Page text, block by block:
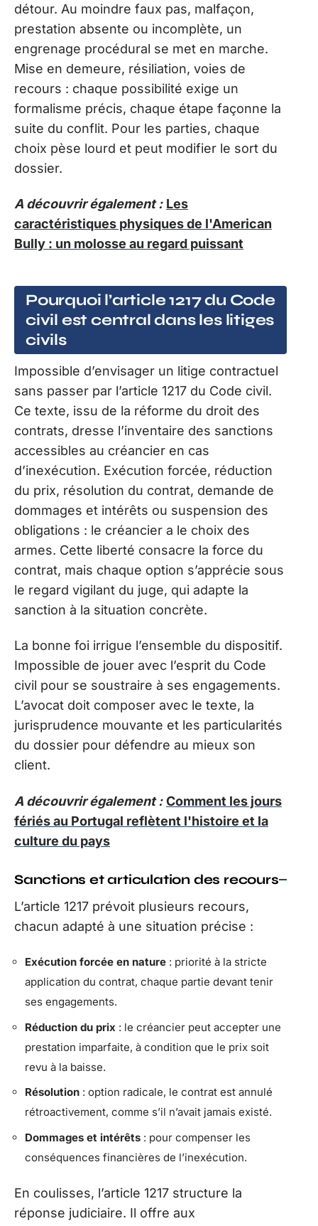
détour. Au moindre faux pas, malfaçon,
prestation absente ou incomplète, un
engrenage procédural se met en marche.
Mise en demeure, résiliation, voies de
recours : chaque possibilité exige un
formalisme précis, chaque étape façonne la
suite du conflit. Pour les parties, chaque
choix pèse lourd et peut modifier le sort du
dossier.
A découvrir également : Les
caractéristiques physiques de l'American
Bully : un molosse au regard puissant
Pourquoi l’article 1217 du Code
civil est central dans les litiges
civils
Impossible d’envisager un litige contractuel
sans passer par l’article 1217 du Code civil.
Ce texte, issu de la réforme du droit des
contrats, dresse l’inventaire des sanctions
accessibles au créancier en cas
d’inexécution. Exécution forcée, réduction
du prix, résolution du contrat, demande de
dommages et intérêts ou suspension des
obligations : le créancier a le choix des
armes. Cette liberté consacre la force du
contrat, mais chaque option s’apprécie sous
le regard vigilant du juge, qui adapte la
sanction à la situation concrète.
La bonne foi irrigue l’ensemble du dispositif.
Impossible de jouer avec l’esprit du Code
civil pour se soustraire à ses engagements.
L’avocat doit composer avec le texte, la
jurisprudence mouvante et les particularités
du dossier pour défendre au mieux son
client.
A découvrir également : Comment les jours
fériés au Portugal reflètent l'histoire et la
culture du pays
Sanctions et articulation des recours
L’article 1217 prévoit plusieurs recours,
chacun adapté à une situation précise :
Exécution forcée en nature : priorité à la stricte
application du contrat, chaque partie devant tenir
ses engagements.
Réduction du prix : le créancier peut accepter une
prestation imparfaite, à condition que le prix soit
revu à la baisse.
Résolution : option radicale, le contrat est annulé
rétroactivement, comme s’il n’avait jamais existé.
Dommages et intérêts : pour compenser les
conséquences financières de l’inexécution.
En coulisses, l’article 1217 structure la
réponse judiciaire. Il offre aux